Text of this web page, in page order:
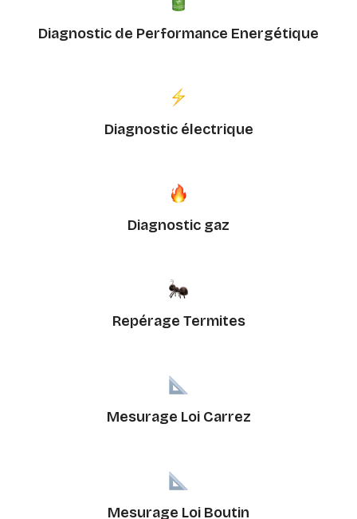
Diagnostic de Performance Energétique
Diagnostic électrique
Diagnostic gaz
Repérage Termites
Mesurage Loi Carrez
Mesurage Loi Boutin